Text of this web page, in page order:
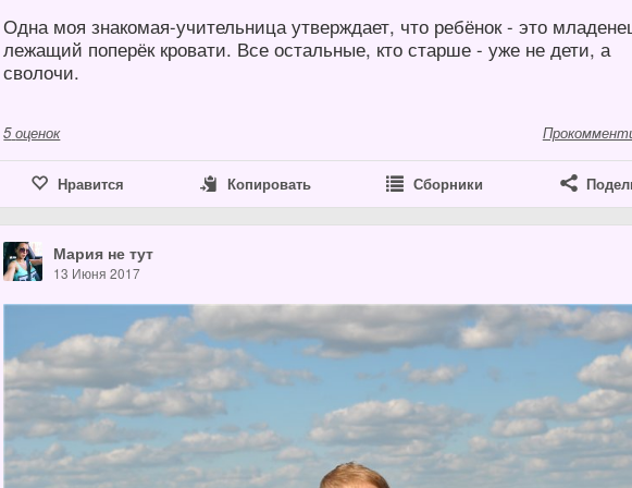
Одна моя знакомая-учительница утверждает, что ребёнок - это
лежащий поперёк кровати. Все остальные, кто старше - уже не дети, а
сволочи.
5 оценок
Нравится Копировать Сборники
Мария не тут
13 Июня 2017